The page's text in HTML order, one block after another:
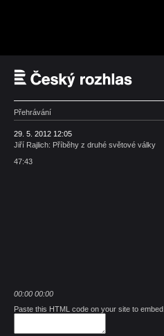
Přehrávání
29. 5. 2012 12:05
Jiří Rajlich: Příběhy z druhé světové války
47:43
00:00 00:00
Paste this HTML code on your site to embed.